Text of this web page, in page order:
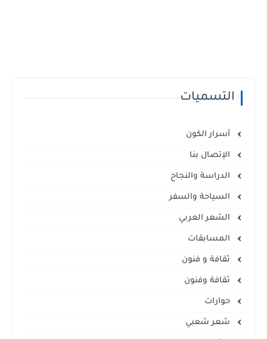
التسميات
أسرار الكون
الإتصال بنا
الدراسة والنجاح
السياحة والسفر
الشعر العربي
المسابقات
ثقافة و فنون
ثقافة وفنون
حوارات
شعر شعبي